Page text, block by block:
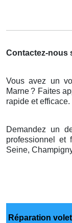
Contactez-nous
Vous avez un
Marne? Faites
rapide et efficace.
Demandez un
professionnel et
Seine,
Réparation